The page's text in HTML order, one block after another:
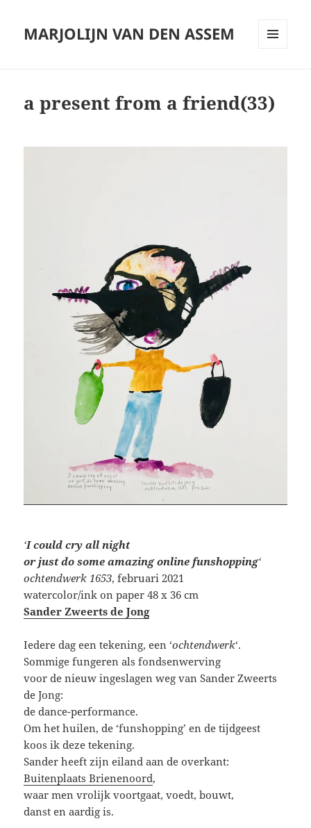
MARJOLIJN VAN DEN ASSEM
a present from a friend(33)
‘I could cry all night
or just do some amazing online funshopping‘
ochtendwerk 1653, februari 2021
watercolor/ink on paper 48 x 36 cm
Sander Zweerts de Jong
Iedere dag een tekening, een ‘ochtendwerk‘.
Sommige fungeren als fondsenwerving
voor de nieuw ingeslagen weg van Sander Zweerts
de Jong:
de dance-performance.
Om het huilen, de ‘funshopping’ en de tijdgeest
koos ik deze tekening.
Sander heeft zijn eiland aan de overkant:
Buitenplaats Brienenoord,
waar men vrolijk voortgaat, voedt, bouwt,
danst en aardig is.